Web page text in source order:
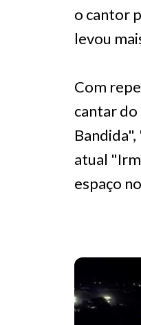
o cantor
levou
Com
cantar do
atual
espaço